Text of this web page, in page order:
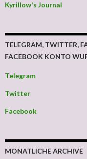
Kyrillow's Journal
TELEGRAM, TWITTER,
FACEBOOK KONTO
Telegram
Twitter
Facebook
MONATLICHE ARCHIVE